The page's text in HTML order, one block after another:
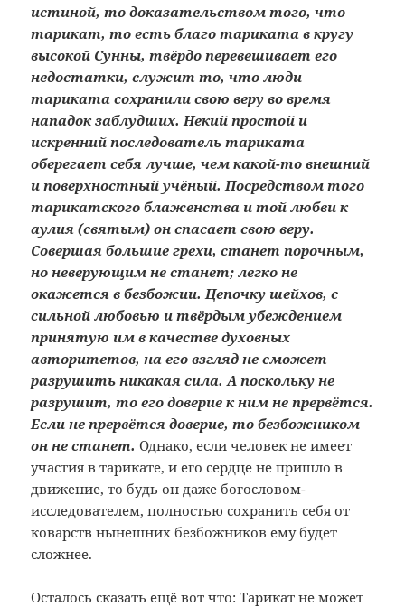
истиной, то доказательством того, что
тарикат, то есть благо тариката в кругу
высокой Сунны, твёрдо перевешивает его
недостатки, служит то, что люди
тариката сохранили свою веру во время
нападок заблудших. Некий простой и
искренний последователь тариката
оберегает себя лучше, чем какой-то внешний
и поверхностный учёный. Посредством того
тарикатского блаженства и той любви к
аулия (святым) он спасает свою веру.
Совершая большие грехи, станет порочным,
но неверующим не станет; легко не
окажется в безбожии. Цепочку шейхов, с
сильной любовью и твёрдым убеждением
принятую им в качестве духовных
авторитетов, на его взгляд не сможет
разрушить никакая сила. А поскольку не
разрушит, то его доверие к ним не прервётся.
Если не прервётся доверие, то безбожником
он не станет.Однако, если человек не имеет
участия в тарикате, и его сердце не пришло в
движение, то будь он даже богословом-
исследователем, полностью сохранить себя от
коварств нынешних безбожников ему будет
сложнее.
Осталось сказать ещё вот что: Тарикат не может